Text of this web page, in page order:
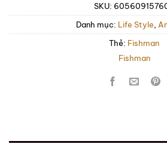
SKU:
Danh mục: Life Style
Thẻ: Fishman
Fishman